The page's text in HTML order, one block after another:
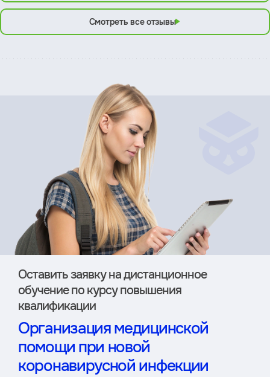
Смотреть все отзывы
Оставить заявку на дистан­ционное
обучение по курсу повышения
квалификации
Организация медицинской
помощи при новой
коронавирусной инфекции